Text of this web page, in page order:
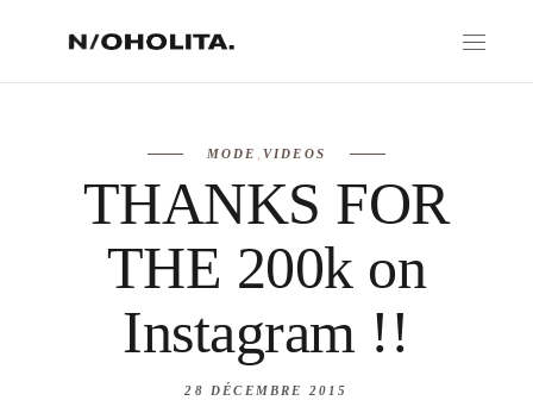
MODE VIDEOS
THANKS FOR
THE 200k on
Instagram !!
28 DÉCEMBRE 2015